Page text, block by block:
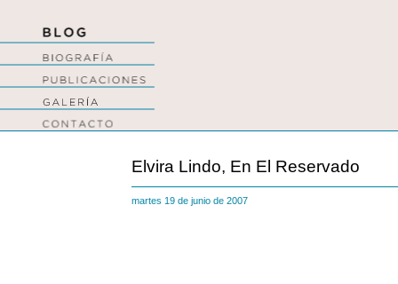
Elvira Lindo, En El Reservado
martes 19 de junio de 2007